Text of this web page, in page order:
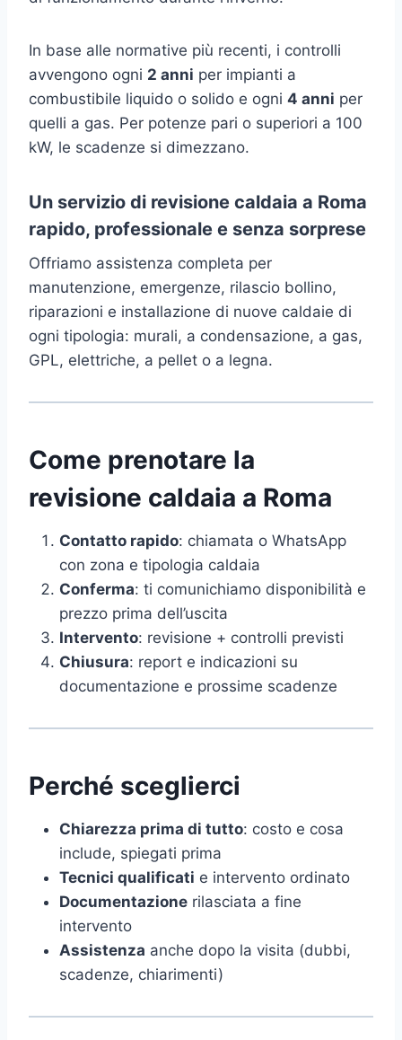
In base alle normative più recenti, i controlli
avvengono ogni 2 anni per impianti a
combustibile liquido o solido e ogni 4 anni per
quelli a gas. Per potenze pari o superiori a 100
kW, le scadenze si dimezzano.
Un servizio di revisione caldaia a Roma
rapido, professionale e senza sorprese
Offriamo assistenza completa per
manutenzione, emergenze, rilascio bollino,
riparazioni e installazione di nuove caldaie di
ogni tipologia: murali, a condensazione, a gas,
GPL, elettriche, a pellet o a legna.
Come prenotare la
revisione caldaia a Roma
Contatto rapido: chiamata o WhatsApp
con zona e tipologia caldaia
Conferma: ti comunichiamo disponibilità e
prezzo prima dell’uscita
Intervento: revisione + controlli previsti
Chiusura: report e indicazioni su
documentazione e prossime scadenze
Perché sceglierci
Chiarezza prima di tutto: costo e cosa
include, spiegati prima
Tecnici qualificati e intervento ordinato
Documentazione rilasciata a fine
intervento
Assistenza anche dopo la visita (dubbi,
scadenze, chiarimenti)